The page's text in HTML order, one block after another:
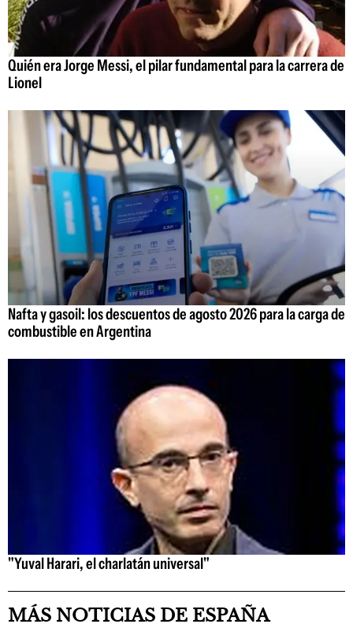
Quién era Jorge Messi, el pilar fundamental para la carrera de
Lionel
Nafta y gasoil: los descuentos de agosto 2026 para la carga de
combustible en Argentina
"Yuval Harari, el charlatán universal"
MÁS NOTICIAS DE ESPAÑA